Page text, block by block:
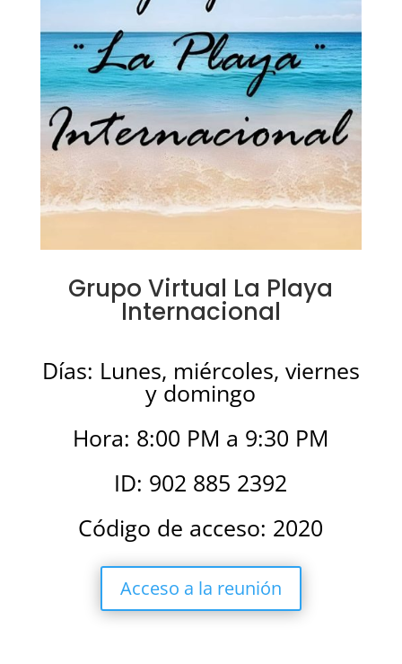
Grupo Virtual La Playa
Internacional
Días: Lunes, miércoles, viernes
y domingo
Hora: 8:00 PM a 9:30 PM
ID: 902 885 2392
Código de acceso: 2020
Acceso a la reunión